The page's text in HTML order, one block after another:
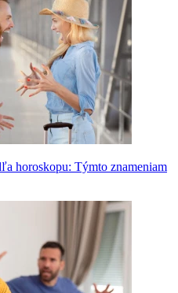
horoskopu: Týmto znameniam